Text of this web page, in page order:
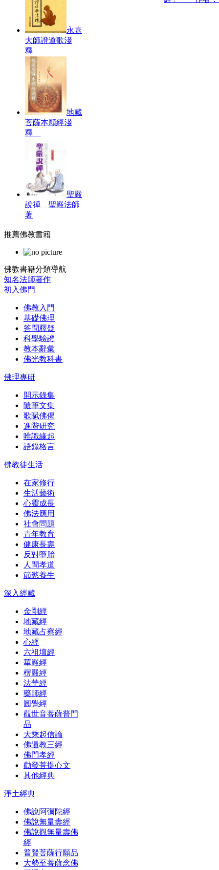
永嘉
大師證道歌淺
釋
地藏
菩薩本願經淺
釋
聖嚴
說禪 聖嚴法師
著
推薦佛教書籍
佛教書籍分類導航
知名法師著作
初入佛門
佛教入門
基礎佛理
答問釋疑
科學驗證
教本辭彙
佛光教科書
佛理專研
開示錄集
隨筆文集
歌賦佛偈
進階研究
唯識緣起
語錄格言
佛教徒生活
在家修行
生活藝術
心靈成長
佛法應用
社會問題
青年教育
健康長壽
反對墮胎
人間孝道
節慾養生
深入經藏
金剛經
地藏經
地藏占察經
心經
六祖壇經
華嚴經
楞嚴經
法華經
藥師經
圓覺經
觀世音菩薩普門
品
大乘起信論
佛遺教三經
佛門孝經
勸發菩提心文
其他經典
淨土經典
佛說阿彌陀經
佛說無量壽經
佛說觀無量壽佛
經
普賢菩薩行願品
大勢至菩薩念佛